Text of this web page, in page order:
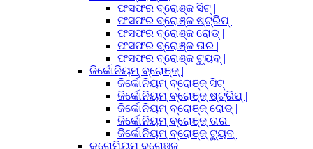
ଫସଫର ବ୍ରୋଞ୍ଜ ସିଟ୍ |
ଫସଫର ବ୍ରୋଞ୍ଜ ଷ୍ଟ୍ରିପ୍ |
ଫସଫର ବ୍ରୋଞ୍ଜ ରୋଡ୍ |
ଫସଫର ବ୍ରୋଞ୍ଜ ତାର |
ଫସଫର ବ୍ରୋଞ୍ଜ ଟ୍ୟୁବ୍ |
ଜିର୍କୋନିୟମ୍ ବ୍ରୋଞ୍ଜ୍ |
ଜିର୍କୋନିୟମ୍ ବ୍ରୋଞ୍ଜ୍ ସିଟ୍ |
ଜିର୍କୋନିୟମ୍ ବ୍ରୋଞ୍ଜ୍ ଷ୍ଟ୍ରିପ୍ |
ଜିର୍କୋନିୟମ୍ ବ୍ରୋଞ୍ଜ୍ ରୋଡ୍ |
ଜିର୍କୋନିୟମ୍ ବ୍ରୋଞ୍ଜ୍ ତାର |
ଜିର୍କୋନିୟମ୍ ବ୍ରୋଞ୍ଜ୍ ଟ୍ୟୁବ୍ |
କ୍ରୋମିୟମ୍ ବ୍ରୋଞ୍ଜ୍ |